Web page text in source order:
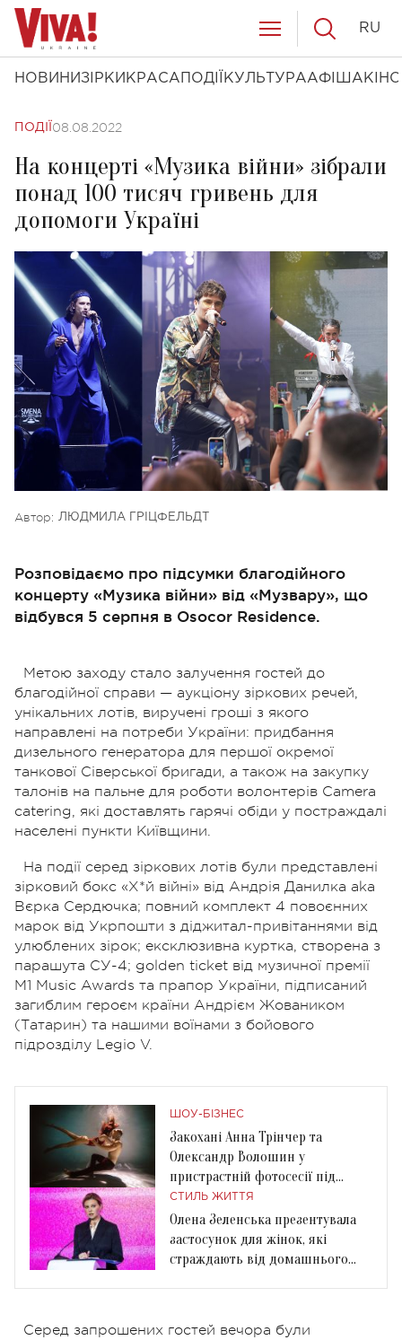
НОВИНИ ЗІРКИ КРАСА ПОДІЇ КУЛЬТУРААФІША КІНО
RU
ПОДІЇ 08.08.2022
На концерті «Музика війни» зібрали
понад 100 тисяч гривень для
допомоги Україні
Автор: ЛЮДМИЛА ГРІЦФЕЛЬДТ
Розповідаємо про підсумки благодійного
концерту «Музика війни» від «Музвару», що
відбувся 5 серпня в Osocor Residence.
Метою заходу стало залучення гостей до
благодійної справи — аукціону зіркових речей,
унікальних лотів, виручені гроші з якого
направлені на потреби України: придбання
дизельного генератора для першої окремої
танкової Сіверської бригади, а також на закупку
талонів на пальне для роботи волонтерів Camera
catering, які доставлять гарячі обіди у постраждалі
населені пункти Київщини.
На події серед зіркових лотів були представлені
зірковий бокс «Х*й війні» від Андрія Данилка aka
Вєрка Сердючка; повний комплект 4 повоєнних
марок від Укрпошти з діджитал-привітаннями від
улюблених зірок; ексклюзивна куртка, створена з
парашута СУ-4; golden ticket від музичної премії
M1 Music Awards та прапор України, підписаний
загиблим героєм країни Андрієм Жоваником
(Татарин) та нашими воїнами з бойового
підрозділу Legio V.
ШОУ-БІЗНЕС
Закохані Анна Трінчер та
Олександр Волошин у
пристрастній фотосесії під
водою
СТИЛЬ ЖИТТЯ
Олена Зеленська презентувала
застосунок для жінок, які
страждають від домашнього
Серед запрошених гостей вечора були